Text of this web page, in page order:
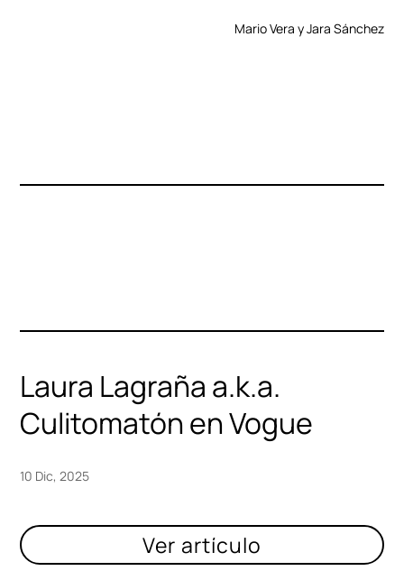
Mario Vera y Jara Sánchez
Laura Lagraña a.k.a.
Culitomatón en Vogue
10 Dic, 2025